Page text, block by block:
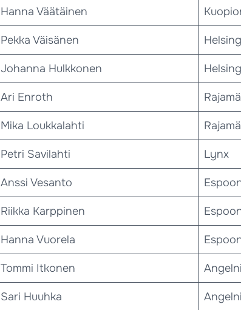
Hanna Väätäinen
Pekka Väisänen
Johanna Hulkkonen
Ari Enroth
Mika Loukkalahti
Petri Savilahti Lynx
Anssi Vesanto
Riikka Karppinen
Hanna Vuorela
Tommi Itkonen
Sari Huuhka